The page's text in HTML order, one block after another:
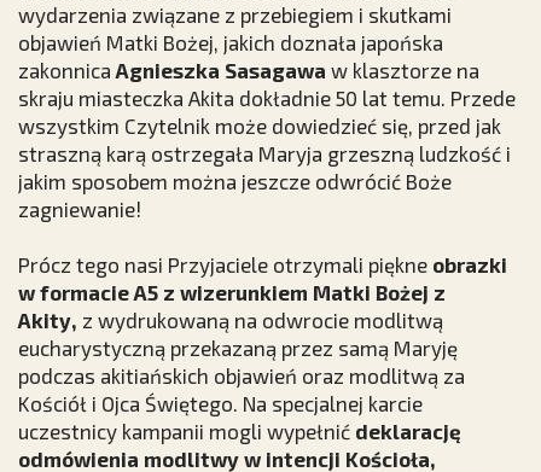
wydarzenia związane z przebiegiem i skutkami
objawień Matki Bożej, jakich doznała japońska
zakonnica Agnieszka Sasagawa w klasztorze na
skraju miasteczka Akita dokładnie 50 lat temu. Przede
wszystkim Czytelnik może dowiedzieć się, przed jak
straszną karą ostrzegała Maryja grzeszną ludzkość i
jakim sposobem można jeszcze odwrócić Boże
zagniewanie!
Prócz tego nasi Przyjaciele otrzymali piękne obrazki
w formacie A5 z wizerunkiem Matki Bożej z
Akity, z wydrukowaną na odwrocie modlitwą
eucharystyczną przekazaną przez samą Maryję
podczas akitiańskich objawień oraz modlitwą za
Kościół i Ojca Świętego. Na specjalnej karcie
uczestnicy kampanii mogli wypełnić deklarację
odmówienia modlitwy w intencji Kościoła,